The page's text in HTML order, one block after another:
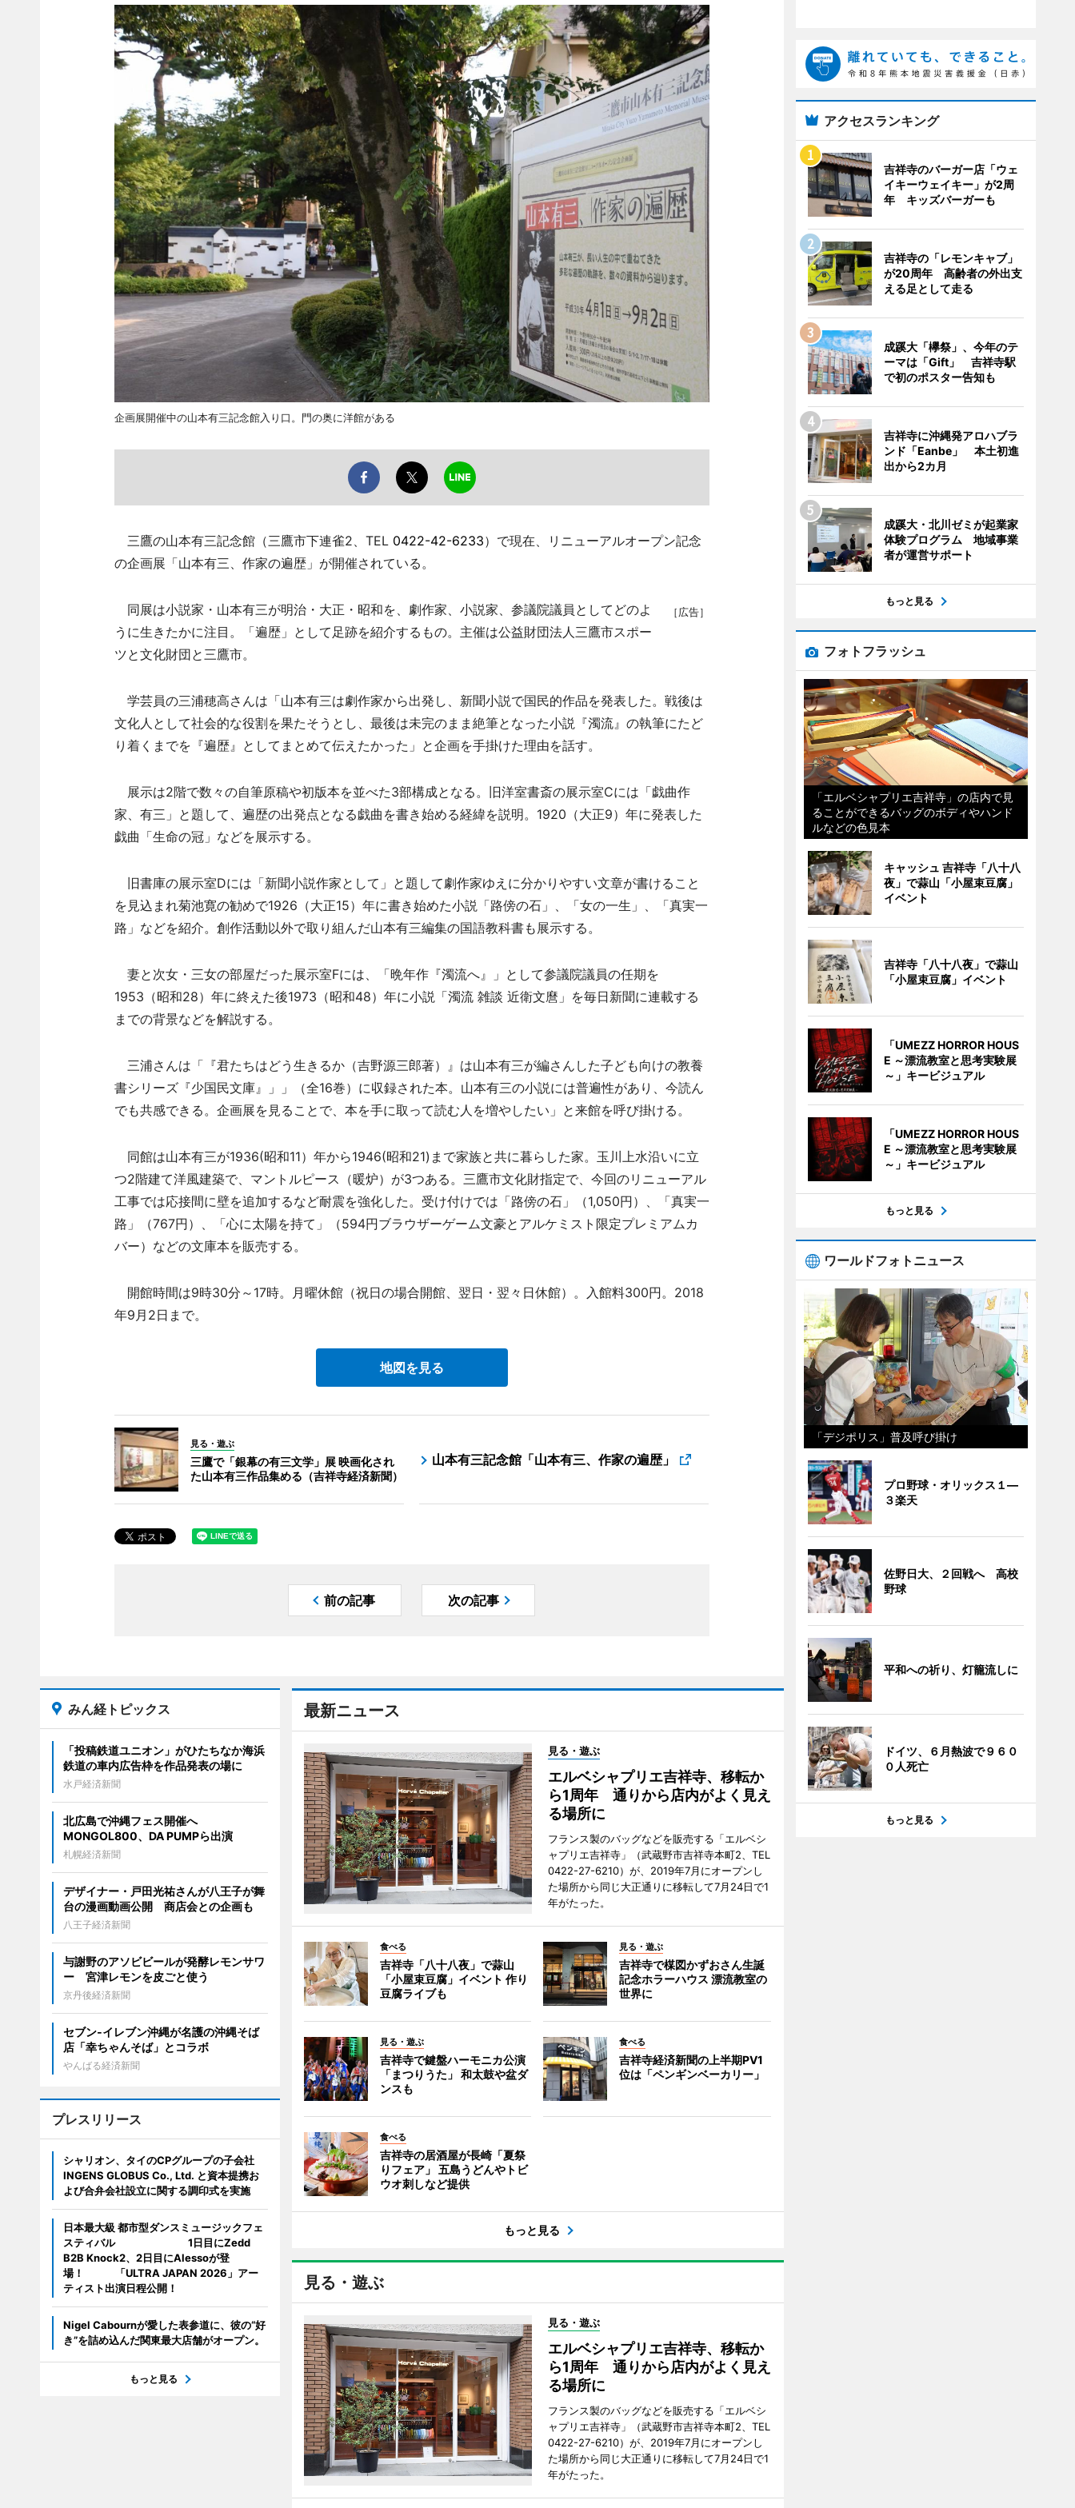
企画展開催中の山本有三記念館入り口。門の奥に洋館がある
三鷹の山本有三記念館（三鷹市下連雀2、TEL 0422-42-6233）で現在、リニューアルオープン記念
の企画展「山本有三、作家の遍歴」が開催されている。
［広告］
同展は小説家・山本有三が明治・大正・昭和を、劇作家、小説家、参議院議員としてどのよ
うに生きたかに注目。「遍歴」として足跡を紹介するもの。主催は公益財団法人三鷹市スポー
ツと文化財団と三鷹市。
学芸員の三浦穂高さんは「山本有三は劇作家から出発し、新聞小説で国民的作品を発表した。戦後は
文化人として社会的な役割を果たそうとし、最後は未完のまま絶筆となった小説『濁流』の執筆にたど
り着くまでを『遍歴』としてまとめて伝えたかった」と企画を手掛けた理由を話す。
展示は2階で数々の自筆原稿や初版本を並べた3部構成となる。旧洋室書斎の展示室Cには「戯曲作
家、有三」と題して、遍歴の出発点となる戯曲を書き始める経緯を説明。1920（大正9）年に発表した
戯曲「生命の冠」などを展示する。
旧書庫の展示室Dには「新聞小説作家として」と題して劇作家ゆえに分かりやすい文章が書けること
を見込まれ菊池寛の勧めで1926（大正15）年に書き始めた小説「路傍の石」、「女の一生」、「真実一
路」などを紹介。創作活動以外で取り組んだ山本有三編集の国語教科書も展示する。
妻と次女・三女の部屋だった展示室Fには、「晩年作『濁流へ』」として参議院議員の任期を
1953（昭和28）年に終えた後1973（昭和48）年に小説「濁流 雑談 近衛文麿」を毎日新聞に連載する
までの背景などを解説する。
三浦さんは「『君たちはどう生きるか（吉野源三郎著）』は山本有三が編さんした子ども向けの教養
書シリーズ『少国民文庫』」」（全16巻）に収録された本。山本有三の小説には普遍性があり、今読ん
でも共感できる。企画展を見ることで、本を手に取って読む人を増やしたい」と来館を呼び掛ける。
同館は山本有三が1936(昭和11）年から1946(昭和21)まで家族と共に暮らした家。玉川上水沿いに立
つ2階建て洋風建築で、マントルピース（暖炉）が3つある。三鷹市文化財指定で、今回のリニューアル
工事では応接間に壁を追加するなど耐震を強化した。受け付けでは「路傍の石」（1,050円）、「真実一
路」（767円）、「心に太陽を持て」（594円ブラウザーゲーム文豪とアルケミスト限定プレミアムカ
バー）などの文庫本を販売する。
開館時間は9時30分～17時。月曜休館（祝日の場合開館、翌日・翌々日休館）。入館料300円。2018
年9月2日まで。
地図を見る
見る・遊ぶ
三鷹で「銀幕の有三文学」展 映画化され
た山本有三作品集める（吉祥寺経済新聞）
山本有三記念館「山本有三、作家の遍歴」
前の記事 次の記事
最新ニュース
見る・遊ぶ
エルベシャプリエ吉祥寺、移転か
ら1周年 通りから店内がよく見え
る場所に
フランス製のバッグなどを販売する「エルベシ
ャプリエ吉祥寺」（武蔵野市吉祥寺本町2、TEL
0422-27-6210）が、2019年7月にオープンし
た場所から同じ大正通りに移転して7月24日で1
年がたった。
食べる
吉祥寺「八十八夜」で蒜山
「小屋束豆腐」イベント 作り
豆腐ライブも
見る・遊ぶ
吉祥寺で楳図かずおさん生誕
記念ホラーハウス 漂流教室の
世界に
見る・遊ぶ
吉祥寺で鍵盤ハーモニカ公演
「まつりうた」 和太鼓や盆ダ
ンスも
食べる
吉祥寺経済新聞の上半期PV1
位は「ペンギンベーカリー」
食べる
吉祥寺の居酒屋が長崎「夏祭
りフェア」 五島うどんやトビ
ウオ刺しなど提供
もっと見る
見る・遊ぶ
見る・遊ぶ
エルベシャプリエ吉祥寺、移転か
ら1周年 通りから店内がよく見え
る場所に
フランス製のバッグなどを販売する「エルベシ
ャプリエ吉祥寺」（武蔵野市吉祥寺本町2、TEL
0422-27-6210）が、2019年7月にオープンし
た場所から同じ大正通りに移転して7月24日で1
年がたった。
みん経トピックス
「投稿鉄道ユニオン」がひたちなか海浜
鉄道の車内広告枠を作品発表の場に
水戸経済新聞
北広島で沖縄フェス開催へ
MONGOL800、DA PUMPら出演
札幌経済新聞
デザイナー・戸田光祐さんが八王子が舞
台の漫画動画公開 商店会との企画も
八王子経済新聞
与謝野のアソビビールが発酵レモンサワ
ー 宮津レモンを皮ごと使う
京丹後経済新聞
セブン‐イレブン沖縄が名護の沖縄そば
店「幸ちゃんそば」とコラボ
やんばる経済新聞
プレスリリース
シャリオン、タイのCPグループの子会社
INGENS GLOBUS Co., Ltd. と資本提携お
よび合弁会社設立に関する調印式を実施
日本最大級 都市型ダンスミュージックフェ
スティバル 1日目にZedd
B2B Knock2、2日目にAlessoが登
場！ 「ULTRA JAPAN 2026」アー
ティスト出演日程公開！
Nigel Cabournが愛した表参道に、彼の“好
き”を詰め込んだ関東最大店舗がオープン。
もっと見る
アクセスランキング
吉祥寺のバーガー店「ウェ
イキーウェイキー」が2周
年 キッズバーガーも
吉祥寺の「レモンキャブ」
が20周年 高齢者の外出支
える足として走る
成蹊大「欅祭」、今年のテ
ーマは「Gift」 吉祥寺駅
で初のポスター告知も
吉祥寺に沖縄発アロハブラ
ンド「Eanbe」 本土初進
出から2カ月
成蹊大・北川ゼミが起業家
体験プログラム 地域事業
者が運営サポート
もっと見る
フォトフラッシュ
「エルベシャプリエ吉祥寺」の店内で見
ることができるバッグのボディやハンド
ルなどの色見本
キャッシュ 吉祥寺「八十八
夜」で蒜山「小屋束豆腐」
イベント
吉祥寺「八十八夜」で蒜山
「小屋束豆腐」イベント
「UMEZZ HORROR HOUS
E ～漂流教室と思考実験展
～」キービジュアル
「UMEZZ HORROR HOUS
E ～漂流教室と思考実験展
～」キービジュアル
もっと見る
ワールドフォトニュース
「デジポリス」普及呼び掛け
プロ野球・オリックス１―
３楽天
佐野日大、２回戦へ 高校
野球
平和への祈り、灯籠流しに
ドイツ、６月熱波で９６０
０人死亡
もっと見る